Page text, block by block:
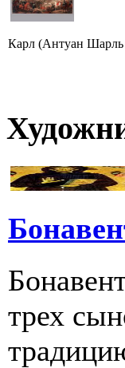
Карл (Антуан Шарль
трех